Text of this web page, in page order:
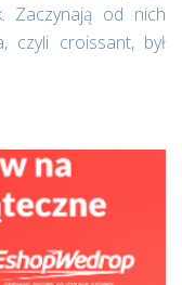
Zaczynają od nich
czyli croissant, był